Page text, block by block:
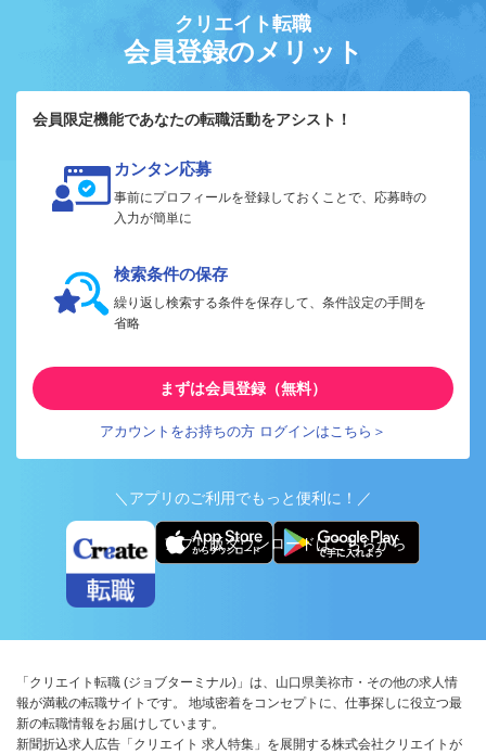
クリエイト転職
会員登録のメリット
会員限定機能であなたの転職活動をアシスト！
カンタン応募
事前にプロフィールを登録しておくことで、応募時の
入力が簡単に
検索条件の保存
繰り返し検索する条件を保存して、条件設定の手間を
省略
まずは会員登録（無料）
アカウントをお持ちの方 ログインはこちら＞
＼アプリのご利用でもっと便利に！／
アプリ版ダウンロードはこちらから
「クリエイト転職 (ジョブターミナル)」は、山口県美祢市・その他の求人情
報が満載の転職サイトです。 地域密着をコンセプトに、仕事探しに役立つ最
新の転職情報をお届けしています。
新聞折込求人広告「クリエイト 求人特集」を展開する株式会社クリエイトが